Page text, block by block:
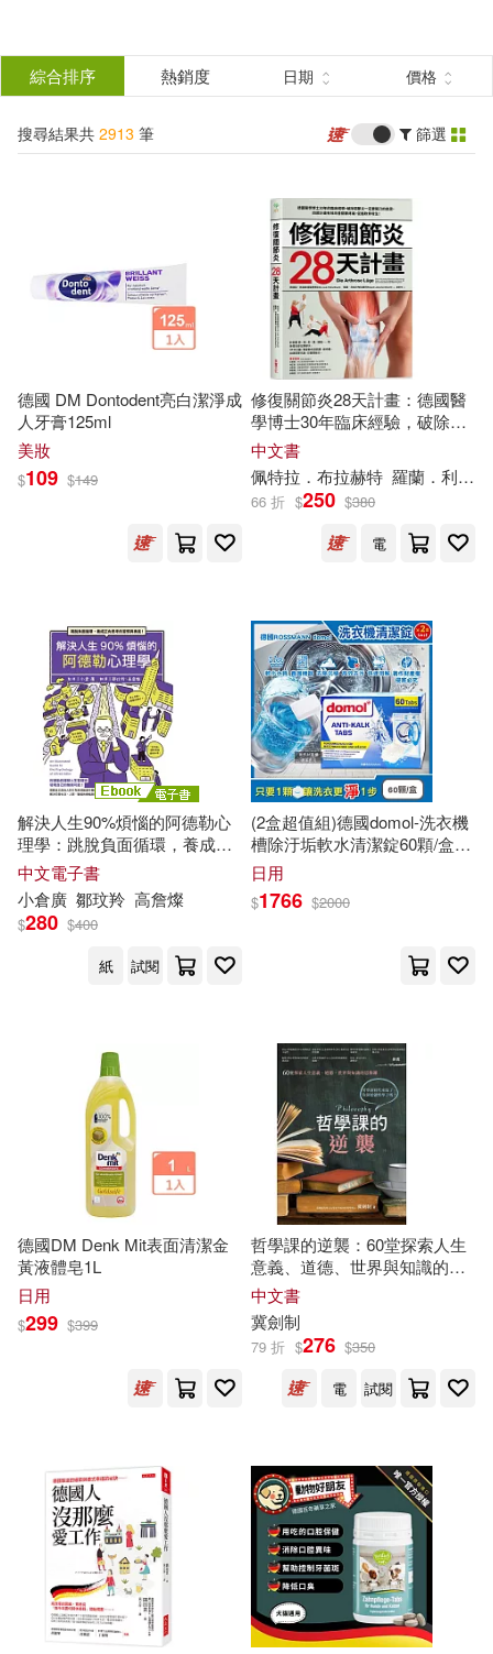
結
分類 (單選)
所有商品(2913) 圖書(1857)
美妝(164) 家居生活(67)
家電(40)
保健(2) 設計文具(1)
日用清潔(205) 休閒生活(14)
婦幼生活(123) 餐廚生活(47)
寵物生活(119)
電子書(160) 有聲書(12)
本書編寫組(27) 嚴軍(17)
曲一線(15) 薛金星(15)
漢寶德(12) 詹文明(11)
王風(10)
中公教育教師資格考試研究院(9)
周思潔(9) 喬思敏(8)
潔斯・布萊德利(8) 燈無(8)
蔡慶樺(8) 麥可・巴菲爾(8)
保羅‧梅森Paul Mason(7)
孫周興(7)
牛勝玉(7) 張祥龍(6)
李朝東(6)
劉強(5)
周軍民(5)
孫周興等（主編）(4)
於永玉(4) 本書編寫組編(4)
朵思．伊斯頓（Dossie Easton）
展開
出版社 (可複選)
人民出版社(56)
中國社會科學出版社(52)
高等教育出版社(42)
商務印書館(40) 崧燁文化(37)
江蘇人民出版社(31)
上海人民出版社(28)
北京大學出版社(27)
中國人民大學出版社(26)
社會科學文獻出版社(26)
中央編譯出版社(21)
北京師範大學出版社(21)
南京大學出版社(20)
武漢大學出版社(20) 麥田(20)
展開
配送方式
可海外宅配(1984)
可港澳店取(1944)
可新加坡店取(1937)
可菲律賓店取(1950)
電子書 (可複選)
適合手機平板閱讀(127)
綜合排序 熱銷度 日期 價格
搜尋結果共 2913 筆 篩選
德國 DM Dontodent亮白潔淨成
人牙膏125ml
美妝
$109 $149
修復關節炎28天計畫：德國醫
學博士30年臨床經驗，破除關
節炎一定要開刀迷思，四週改
善關節疼痛、促進軟骨增生!
中文書
佩特拉．布拉赫特 羅蘭．利伯沙–布拉赫特
66 折 $250 $380
電
解決人生90%煩惱的阿德勒心
理學：跳脫負面循環，養成正
向思考的習慣與勇氣! (電子書)
中文電子書
小倉廣 鄒玟羚 高詹燦
$280 $400
紙
試閱
(2盒超值組)德國domol-洗衣機
槽除汙垢軟水清潔錠60顆/盒
(獨立包裝滾筒槽洗淨發泡錠,直
立式機槽去汙定期養護劑)
日用
$1766 $2000
德國DM Denk Mit表面清潔金
黃液體皂1L
日用
$299 $399
哲學課的逆襲：60堂探索人生
意義、道德、世界與知識的思
維課
中文書
冀劍制
79 折 $276 $350
電
試閱